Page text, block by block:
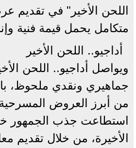
اللحن الأخير" في
متكامل يحمل قيمة فنية
أداجيو.. اللحن الأخير
ويواصل أداجيو.. اللحن
جماهيري ونقدي ملحوظ،
من أبرز العروض
استطاعت جذب الجمهور
الأخيرة، من خلال تقديم